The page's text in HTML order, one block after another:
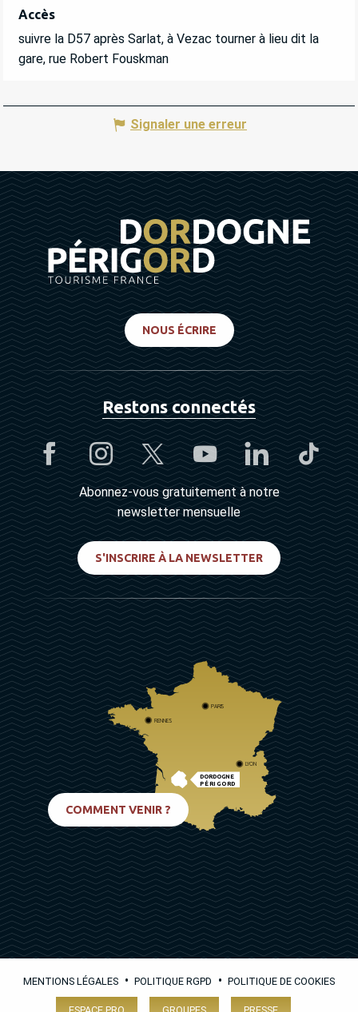
Accès
Accès
suivre la D57 après Sarlat, à Vezac tourner à lieu dit la
gare, rue Robert Fouskman
Signaler une erreur
NOUS ÉCRIRE
Restons connectés
Abonnez-vous gratuitement à notre
newsletter mensuelle
S'INSCRIRE À LA NEWSLETTER
DORDOGNE
PÉRIGORD
PARIS
RENNES
LYON
COMMENT VENIR ?
MENTIONS LÉGALES • POLITIQUE RGPD • POLITIQUE DE COOKIES